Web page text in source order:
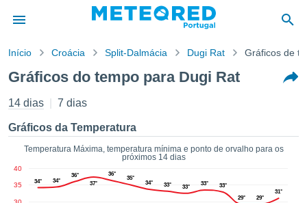
da
foi
por
para
que as
a este
das
Início Croácia Split-Dalmácia Dugi Rat Gráficos de
Gráficos do tempo para Dugi Rat
14 dias 7 dias
Gráficos da Temperatura
Temperatura Máxima, temperatura mínima e ponto de orvalho para os
próximos 14 dias
35
40
34° 34°
36°
37°
36°
35°
34° 33° 33°
33°
33°
29°
29°
31°